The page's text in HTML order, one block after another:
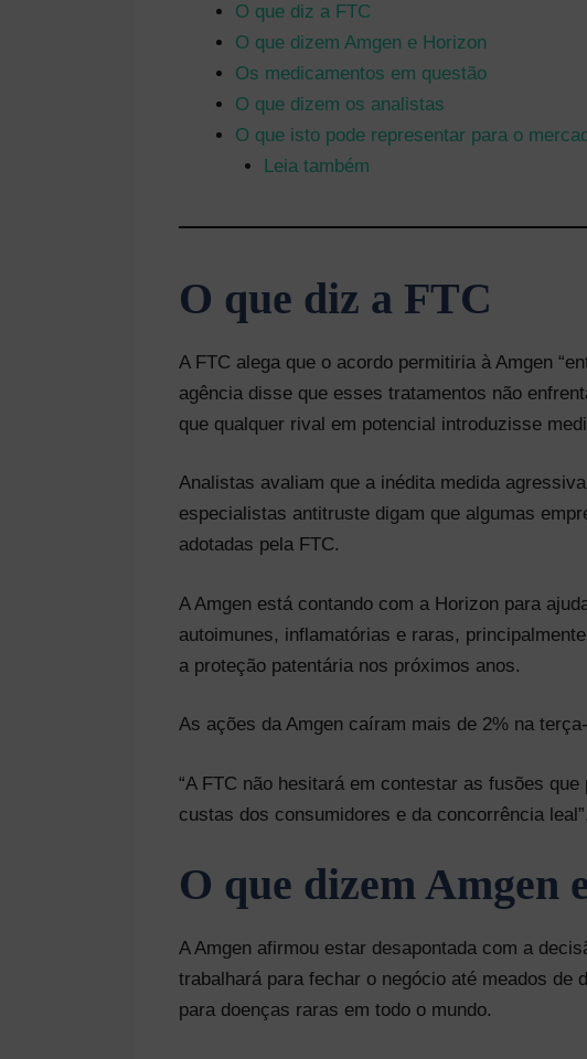
O que diz a FTC
O que dizem Amgen e Horizon
Os medicamentos em questão
O que dizem os analistas
O que isto pode representar para o
Leia também
O que diz a FTC
A FTC alega que o acordo permitiria à Amgen
agência disse que esses tratamentos não
que qualquer rival em potencial introduzisse
Analistas avaliam que a inédita medida
especialistas antitruste digam que algumas
adotadas pela FTC.
A Amgen está contando com a Horizon para
autoimunes, inflamatórias e raras,
a proteção patentária nos próximos anos.
As ações da Amgen caíram mais de 2% na
“A FTC não hesitará em contestar as fusões
custas dos consumidores e da concorrência
O que dizem Amgen
A Amgen afirmou estar desapontada com a
trabalhará para fechar o negócio até meados de
para doenças raras em todo o mundo.